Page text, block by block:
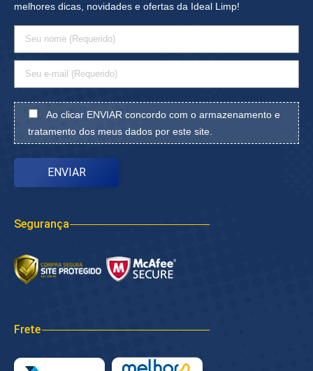
melhores dicas, novidades e ofertas da Ideal Limp!
Ao clicar ENVIAR concordo com o armazenamento e
tratamento dos meus dados por este site.
Segurança
Frete